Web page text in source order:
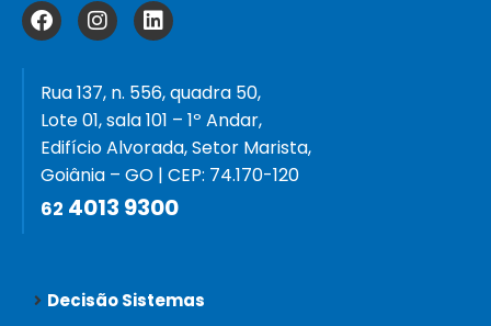
Rua 137, n. 556, quadra 50,
Lote 01, sala 101 – 1º Andar,
Edifício Alvorada, Setor Marista,
Goiânia – GO | CEP: 74.170-120
62 4013 9300
Decisão Sistemas